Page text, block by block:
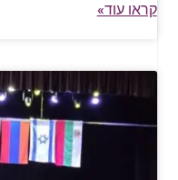
קראו עוד»